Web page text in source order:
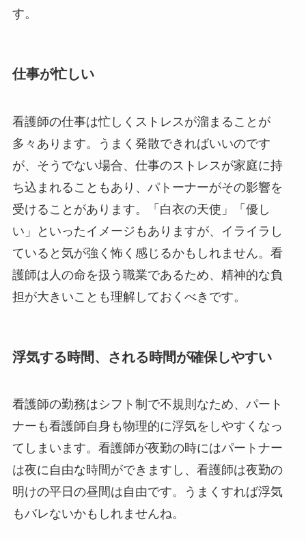
す。
仕事が忙しい
看護師の仕事は忙しくストレスが溜まることが
多々あります。うまく発散できればいいのです
が、そうでない場合、仕事のストレスが家庭に持
ち込まれることもあり、パトーナーがその影響を
受けることがあります。「白衣の天使」「優し
い」といったイメージもありますが、イライラし
ていると気が強く怖く感じるかもしれません。看
護師は人の命を扱う職業であるため、精神的な負
担が大きいことも理解しておくべきです。
浮気する時間、される時間が確保しやすい
看護師の勤務はシフト制で不規則なため、パート
ナーも看護師自身も物理的に浮気をしやすくなっ
てしまいます。看護師が夜勤の時にはパートナー
は夜に自由な時間ができますし、看護師は夜勤の
明けの平日の昼間は自由です。うまくすれば浮気
もバレないかもしれませんね。